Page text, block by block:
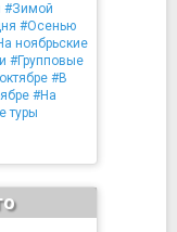
#Зимой
#Осенью
ноябрьские
#Групповые
#В
#На
туры